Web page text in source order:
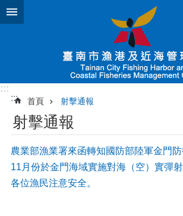
跳到主要內容區塊
:::
:::
首頁 射擊通報
射擊通報
農業部漁業署來函轉知國防部陸軍金門
11月份於金門海域實施對海（空）實彈
各位漁民注意安全。